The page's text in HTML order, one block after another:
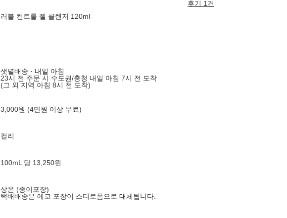
후기 1건
블 컨트롤 젤 클렌저 120ml
샛별배송 · 내일 아침
23시 전 주문 시 수도권/충청 내일 아침 7시 전 도착
(그 외 지역 아침 8시 전 도착)
3,000원 (4만원 이상 무료)
컬리
100mL 당 13,250원
상온 (종이포장)
택배배송은 에코 포장이 스티로폼으로 대체됩니다.